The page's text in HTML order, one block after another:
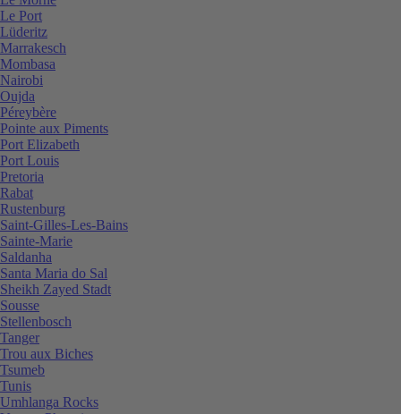
Le Port
Lüderitz
Marrakesch
Mombasa
Nairobi
Oujda
Péreybère
Pointe aux Piments
Port Elizabeth
Port Louis
Pretoria
Rabat
Rustenburg
Saint-Gilles-Les-Bains
Sainte-Marie
Saldanha
Santa Maria do Sal
Sheikh Zayed Stadt
Sousse
Stellenbosch
Tanger
Trou aux Biches
Tsumeb
Tunis
Umhlanga Rocks